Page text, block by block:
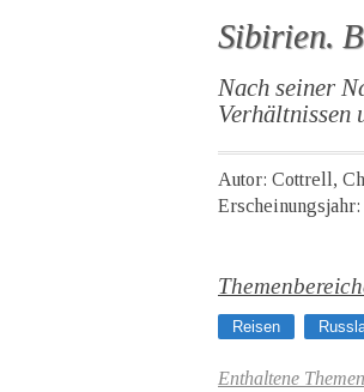
Sibirien.
Nach seiner
Verhältnissen
Autor: Cottrell,
Erscheinungsjahr:
Reisen
Enthaltene